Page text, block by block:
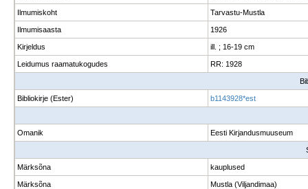
Ilmumiskoht Tarvastu-Mustla
Ilmumisaasta 1926
Kirjeldus ill. ; 16-19 cm
Leidumus raamatukogudes RR: 1928
Bibliokirje (Ester) b1143928*est
Omanik Eesti Kirjandusmuuseum
Märksõna kauplused
Märksõna Mustla (Viljandimaa)